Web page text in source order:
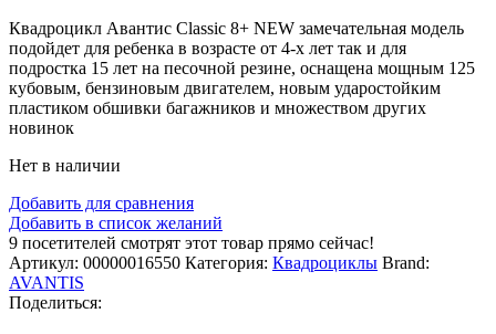
Квадроцикл Авантис Classic 8+ NEW замечательная модель
подойдет для ребенка в возрасте от 4-х лет так и для
подростка 15 лет на песочной резине, оснащена мощным 125
кубовым, бензиновым двигателем, новым ударостойким
пластиком обшивки багажников и множеством других
новинок
Нет в наличии
Добавить для сравнения
Добавить в список желаний
9 посетителей смотрят этот товар прямо сейчас!
Артикул: 00000016550 Категория: Квадроциклы Brand:
AVANTIS
Поделиться: